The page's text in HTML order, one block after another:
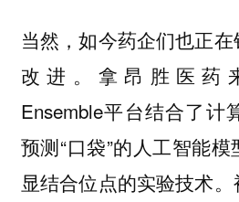
当然，如今药企们也正
改进。拿昂胜医药
Ensemble平台结合了计
预测“口袋”的人工智能
显结合位点的实验技术